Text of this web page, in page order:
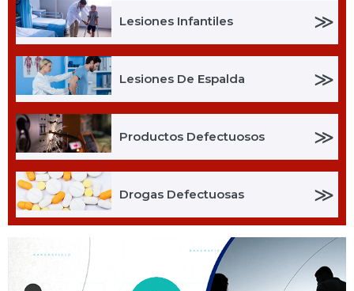
Lesiones Infantiles ≫
Lesiones De Espalda ≫
Productos Defectuosos ≫
Drogas Defectuosas ≫